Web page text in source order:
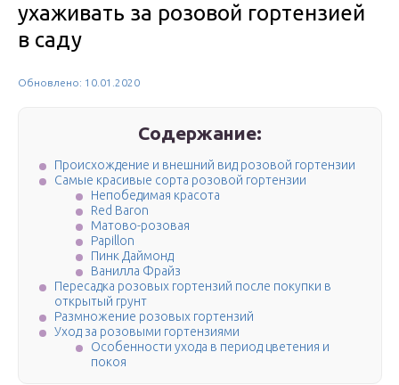
ухаживать за розовой гортензией
в саду
Обновлено: 10.01.2020
Содержание:
Происхождение и внешний вид розовой гортензии
Самые красивые сорта розовой гортензии
Непобедимая красота
Red Baron
Матово-розовая
Papillon
Пинк Даймонд
Ванилла Фрайз
Пересадка розовых гортензий после покупки в
открытый грунт
Размножение розовых гортензий
Уход за розовыми гортензиями
Особенности ухода в период цветения и
покоя